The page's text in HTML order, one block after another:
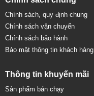
Chính sách, quy định chung
Chính sách vận chuyển
Chính sách bảo hành
Bảo mật thông tin khách hàng
Thông tin khuyến mãi
Sản phẩm bán chạy